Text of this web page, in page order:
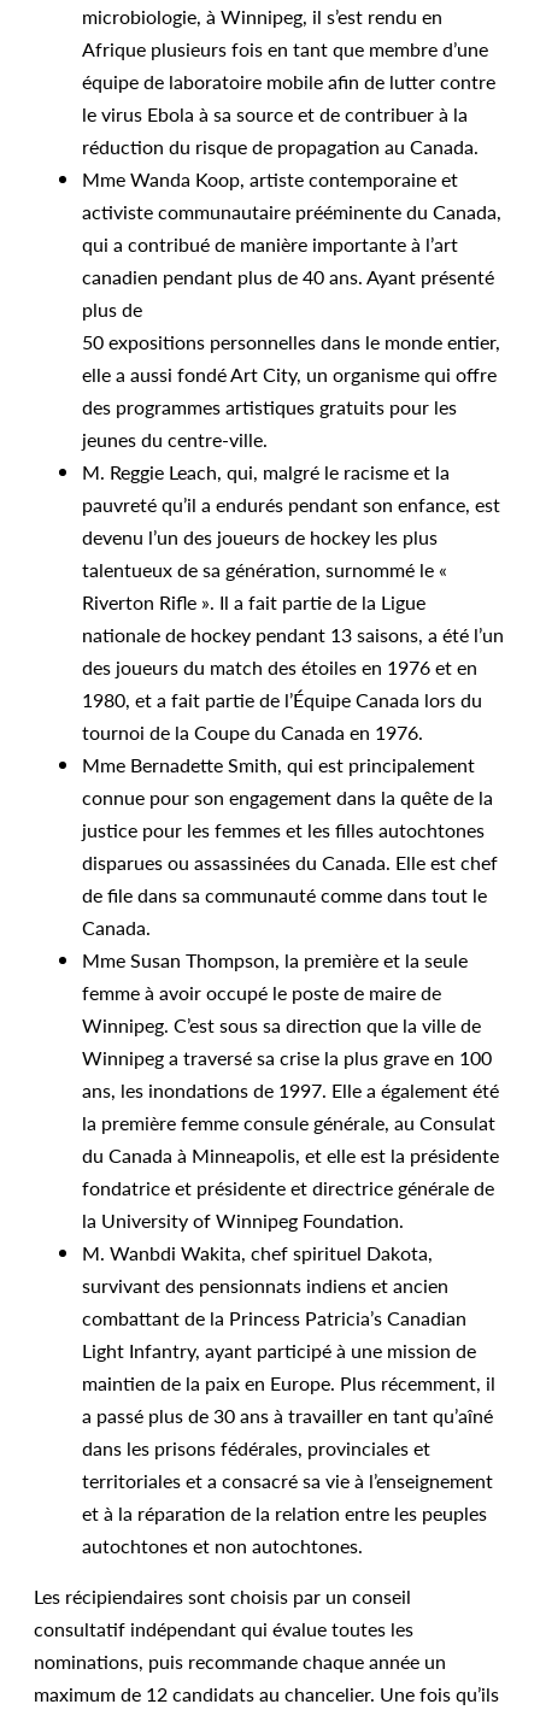
microbiologie, à Winnipeg, il s’est rendu en
Afrique plusieurs fois en tant que membre d’une
équipe de laboratoire mobile afin de lutter contre
le virus Ebola à sa source et de contribuer à la
réduction du risque de propagation au Canada.
Mme Wanda Koop, artiste contemporaine et
activiste communautaire prééminente du Canada,
qui a contribué de manière importante à l’art
canadien pendant plus de 40 ans. Ayant présenté
plus de
50 expositions personnelles dans le monde entier,
elle a aussi fondé Art City, un organisme qui offre
des programmes artistiques gratuits pour les
jeunes du centre-ville.
M. Reggie Leach, qui, malgré le racisme et la
pauvreté qu’il a endurés pendant son enfance, est
devenu l’un des joueurs de hockey les plus
talentueux de sa génération, surnommé le «
Riverton Rifle ». Il a fait partie de la Ligue
nationale de hockey pendant 13 saisons, a été l’un
des joueurs du match des étoiles en 1976 et en
1980, et a fait partie de l’Équipe Canada lors du
tournoi de la Coupe du Canada en 1976.
Mme Bernadette Smith, qui est principalement
connue pour son engagement dans la quête de la
justice pour les femmes et les filles autochtones
disparues ou assassinées du Canada. Elle est chef
de file dans sa communauté comme dans tout le
Canada.
Mme Susan Thompson, la première et la seule
femme à avoir occupé le poste de maire de
Winnipeg. C’est sous sa direction que la ville de
Winnipeg a traversé sa crise la plus grave en 100
ans, les inondations de 1997. Elle a également été
la première femme consule générale, au Consulat
du Canada à Minneapolis, et elle est la présidente
fondatrice et présidente et directrice générale de
la University of Winnipeg Foundation.
M. Wanbdi Wakita, chef spirituel Dakota,
survivant des pensionnats indiens et ancien
combattant de la Princess Patricia’s Canadian
Light Infantry, ayant participé à une mission de
maintien de la paix en Europe. Plus récemment, il
a passé plus de 30 ans à travailler en tant qu’aîné
dans les prisons fédérales, provinciales et
territoriales et a consacré sa vie à l’enseignement
et à la réparation de la relation entre les peuples
autochtones et non autochtones.
Les récipiendaires sont choisis par un conseil
consultatif indépendant qui évalue toutes les
nominations, puis recommande chaque année un
maximum de 12 candidats au chancelier. Une fois qu’ils